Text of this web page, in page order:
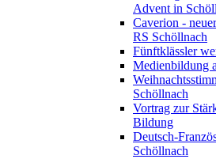
Advent in
Caverion -
RS Schöllnach
Fünftklässler
Medienbildung
Schöllnach
Vortrag zur
Bildung
Deutsch-
Schöllnach